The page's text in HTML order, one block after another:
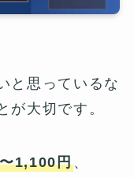
と思っているな
が大切です。
1,100円、